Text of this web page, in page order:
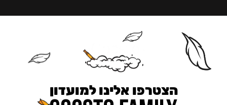
הצטרפו אלינו למועדון